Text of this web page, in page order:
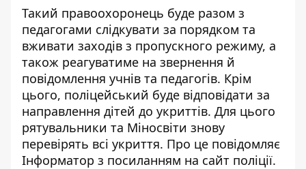
Такий правоохоронець буде разом з
педагогами слідкувати за порядком та
вживати заходів з пропускного режиму, а
також реагуватиме на звернення й
повідомлення учнів та педагогів. Крім
цього, поліцейський буде відповідати за
направлення дітей до укриттів. Для цього
рятувальники та Міносвіти знову
перевірять всі укриття. Про це повідомляє
Інформатор з посиланням на сайт поліції.